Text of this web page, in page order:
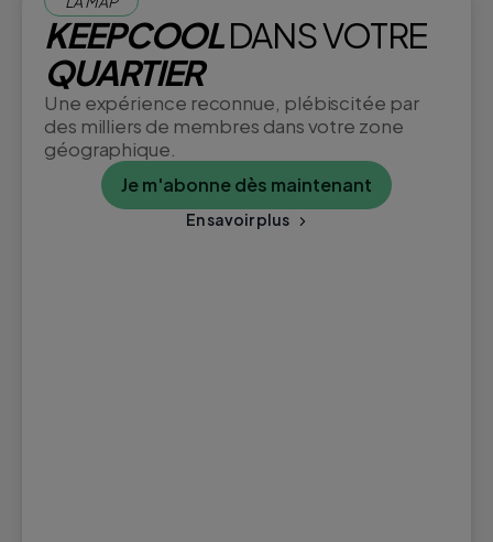
KEEPCOOLDANS VOTRE
QUARTIER
Une expérience reconnue, plébiscitée par
des milliers de membres dans votre zone
géographique.
Je m'abonne dès maintenant
En savoir plus